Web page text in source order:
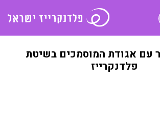
עם אגודת המוסמכים בשיטת
פלדנקרייז